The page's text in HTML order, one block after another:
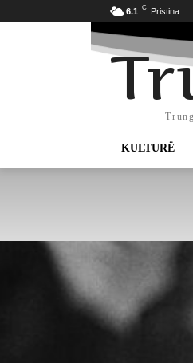
6.1 C Pristina
KULTURË